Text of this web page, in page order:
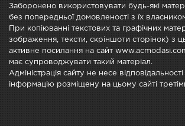
Заборонено використовувати будь-які
без попередньої домовленості з їх
При копіюванні текстових та графічних
зображення, тексти, скріншоти сторінок) з
активне посилання на сайт
має супроводжувати такий матеріал.
Адміністрація сайту не несе
інформацію розміщену на цьому сайті